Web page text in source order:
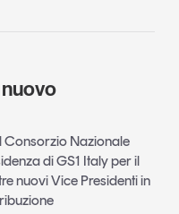
Consorzio Nazionale
di GS1 Italy per il
nuovi Vice Presidenti in